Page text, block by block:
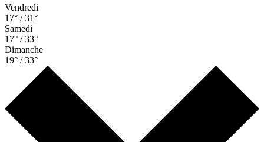
Vendredi
17° / 31°
Samedi
17° / 33°
Dimanche
19° / 33°